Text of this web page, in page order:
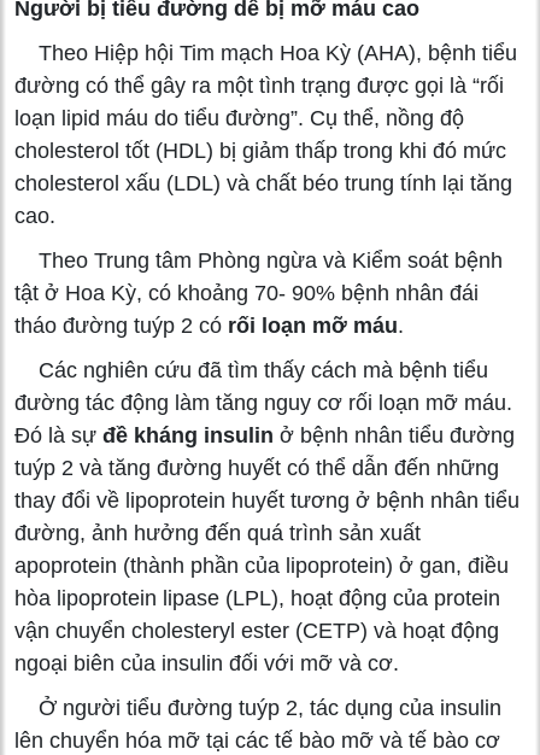
Người bị tiểu đường dễ bị mỡ máu cao
Theo Hiệp hội Tim mạch Hoa Kỳ (AHA), bệnh tiểu
đường có thể gây ra một tình trạng được gọi là “rối
loạn lipid máu do tiểu đường”. Cụ thể, nồng độ
cholesterol tốt (HDL) bị giảm thấp trong khi đó mức
cholesterol xấu (LDL) và chất béo trung tính lại tăng
cao.
Theo Trung tâm Phòng ngừa và Kiểm soát bệnh
tật ở Hoa Kỳ, có khoảng 70- 90% bệnh nhân đái
tháo đường tuýp 2 có rối loạn mỡ máu.
Các nghiên cứu đã tìm thấy cách mà bệnh tiểu
đường tác động làm tăng nguy cơ rối loạn mỡ máu.
Đó là sự đề kháng insulin ở bệnh nhân tiểu đường
tuýp 2 và tăng đường huyết có thể dẫn đến những
thay đổi về lipoprotein huyết tương ở bệnh nhân tiểu
đường, ảnh hưởng đến quá trình sản xuất
apoprotein (thành phần của lipoprotein) ở gan, điều
hòa lipoprotein lipase (LPL), hoạt động của protein
vận chuyển cholesteryl ester (CETP) và hoạt động
ngoại biên của insulin đối với mỡ và cơ.
Ở người tiểu đường tuýp 2, tác dụng của insulin
lên chuyển hóa mỡ tại các tế bào mỡ và tế bào cơ